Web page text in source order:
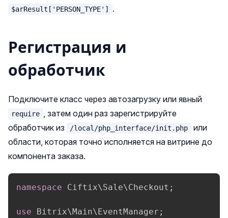
$arResult['PERSON_TYPE'] .
Регистрация и
обработчик
Подключите класс через автозагрузку или явный
require , затем один раз зарегистрируйте
обработчик из
/local/php_interface/init.php
или
области, которая точно исполняется на витрине до
компонента заказа.
namespace Ciftix\Sale\Checkout ;
use Bitrix\Main\EventManager ;